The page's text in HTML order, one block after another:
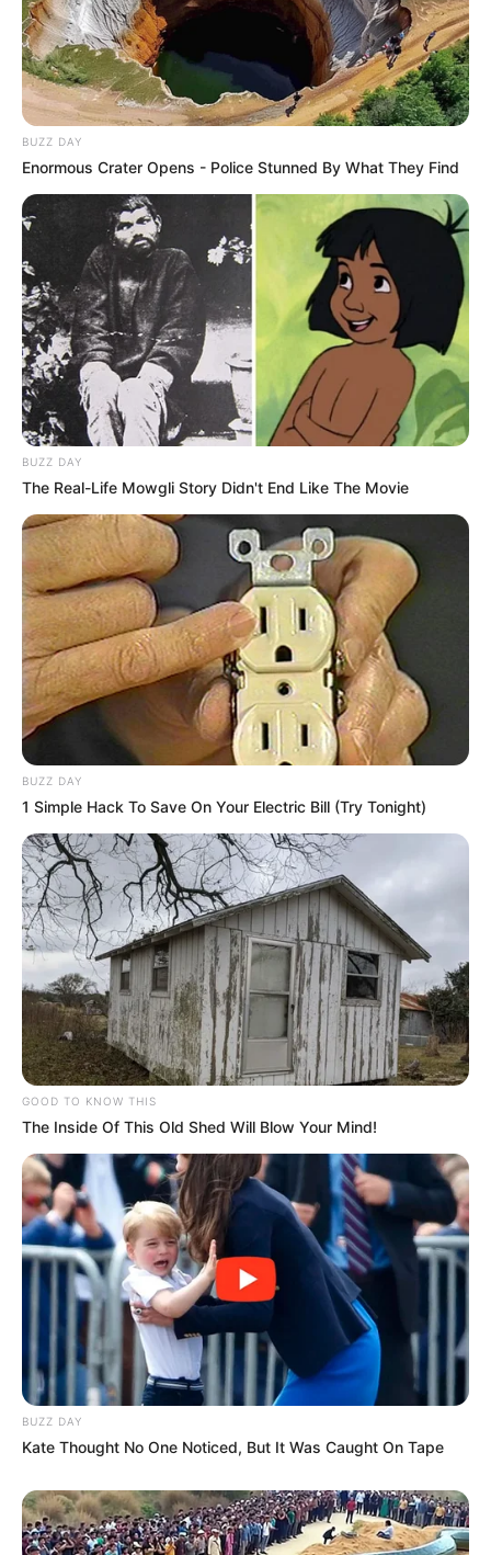
BUZZ DAY
Enormous Crater Opens - Police Stunned By What They Find
BUZZ DAY
The Real-Life Mowgli Story Didn't End Like The Movie
BUZZ DAY
1 Simple Hack To Save On Your Electric Bill (Try Tonight)
GOOD TO KNOW THIS
The Inside Of This Old Shed Will Blow Your Mind!
BUZZ DAY
Kate Thought No One Noticed, But It Was Caught On Tape